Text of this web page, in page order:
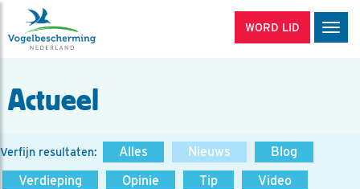
WORD LID
Actueel
Verfijn resultaten: Alles Nieuws
Blog
Verdieping
Opinie Tip
Video